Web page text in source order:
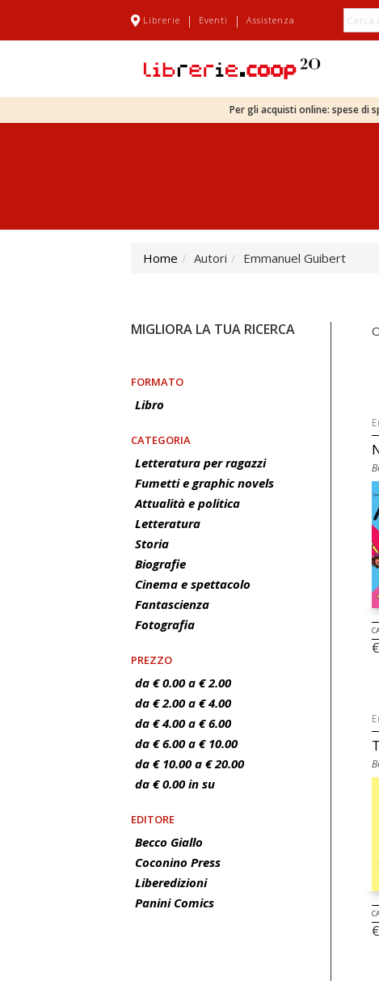
Librerie | Eventi | Assistenza
Per gli acquisti online: spese di
Home Autori Emmanuel Guibert
MIGLIORA LA TUA RICERCA
FORMATO
Libro
CATEGORIA
Letteratura per ragazzi
Fumetti e graphic novels
Attualità e politica
Letteratura
Storia
Biografie
Cinema e spettacolo
Fantascienza
Fotografia
PREZZO
da € 0.00 a € 2.00
da € 2.00 a € 4.00
da € 4.00 a € 6.00
da € 6.00 a € 10.00
da € 10.00 a € 20.00
da € 0.00 in su
EDITORE
Becco Giallo
Coconino Press
Liberedizioni
Panini Comics